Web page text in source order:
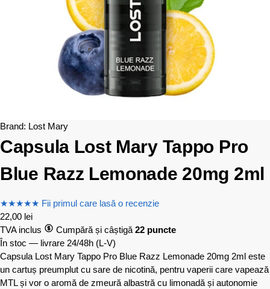
Brand: Lost Mary
Capsula Lost Mary Tappo Pro
Blue Razz Lemonade 20mg 2ml
★★★★★ Fii primul care lasă o recenzie
22,00 lei
TVA inclus
Cumpără și câștigă 22 puncte
În stoc — livrare 24/48h (L-V)
Capsula Lost Mary Tappo Pro Blue Razz Lemonade 20mg 2ml este
un cartuș preumplut cu sare de nicotină, pentru vaperii care vapează
MTL și vor o aromă de zmeură albastră cu limonadă și autonomie